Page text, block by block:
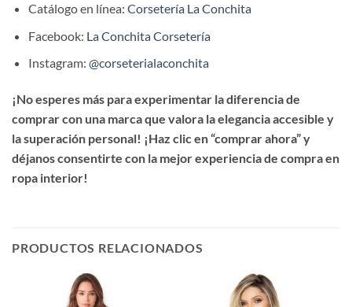
Catálogo en línea: Corsetería La Conchita
Facebook: La Conchita Corsetería
Instagram: @corseterialaconchita
¡No esperes más para experimentar la diferencia de
comprar con una marca que valora la elegancia accesible y
la superación personal! ¡Haz clic en “comprar ahora” y
déjanos consentirte con la mejor experiencia de compra en
ropa interior!
PRODUCTOS RELACIONADOS